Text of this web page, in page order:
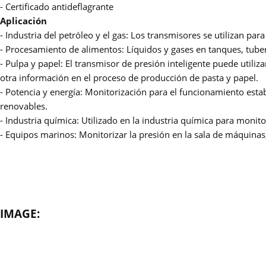
- Certificado antideflagrante
Aplicación
- Industria del petróleo y el gas: Los transmisores se utilizan
- Procesamiento de alimentos: Líquidos y gases en tanques,
- Pulpa y papel: El transmisor de presión inteligente puede
otra información en el proceso de producción de pasta y papel.
- Potencia y energía: Monitorización para el funcionamiento
renovables.
- Industria química: Utilizado en la industria química para
- Equipos marinos: Monitorizar la presión en la sala de
IMAGE: